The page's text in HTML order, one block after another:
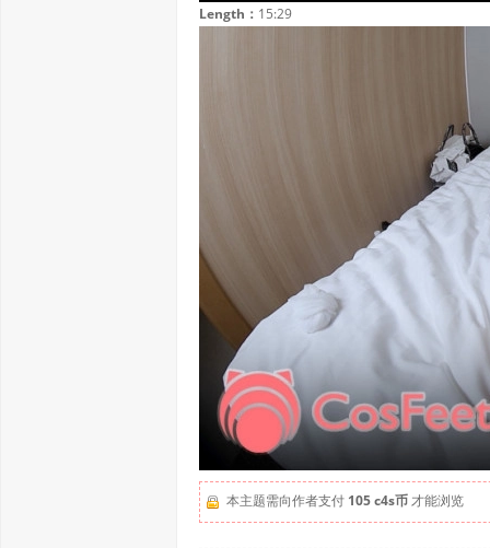
Length： 15:29
本主题需向作者支付 105 c4s币才能浏览